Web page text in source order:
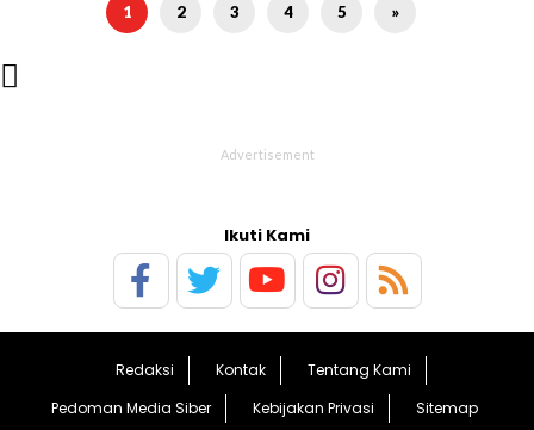
1 2 3 4 5 »

Ikuti Kami
Redaksi Kontak
Tentang Kami
Pedoman Media Siber
Kebijakan Privasi Sitemap